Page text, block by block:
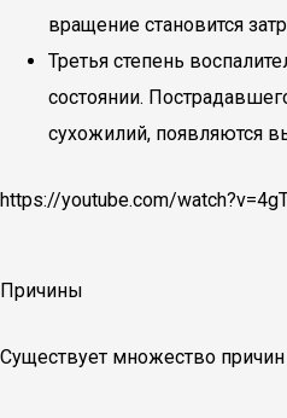
вращение становится
Третья степень
состоянии.
сухожилий, появляются
https://youtube.com/
Причины
Существует множество причин